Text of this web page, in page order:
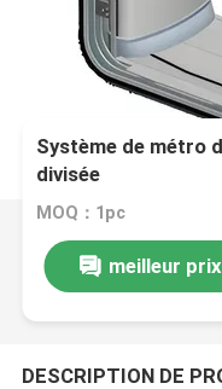
Système de métro
divisée
MOQ：1pc
meilleur prix
DESCRIPTION DE